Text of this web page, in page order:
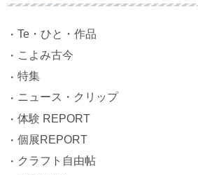
Te・ひと・作品
こよみ古今
特集
ニュース・クリップ
体験 REPORT
個展REPORT
クラフト自由帖